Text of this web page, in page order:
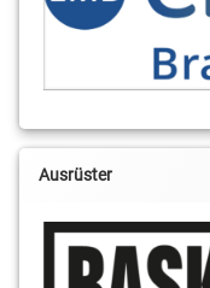
Ausrüster